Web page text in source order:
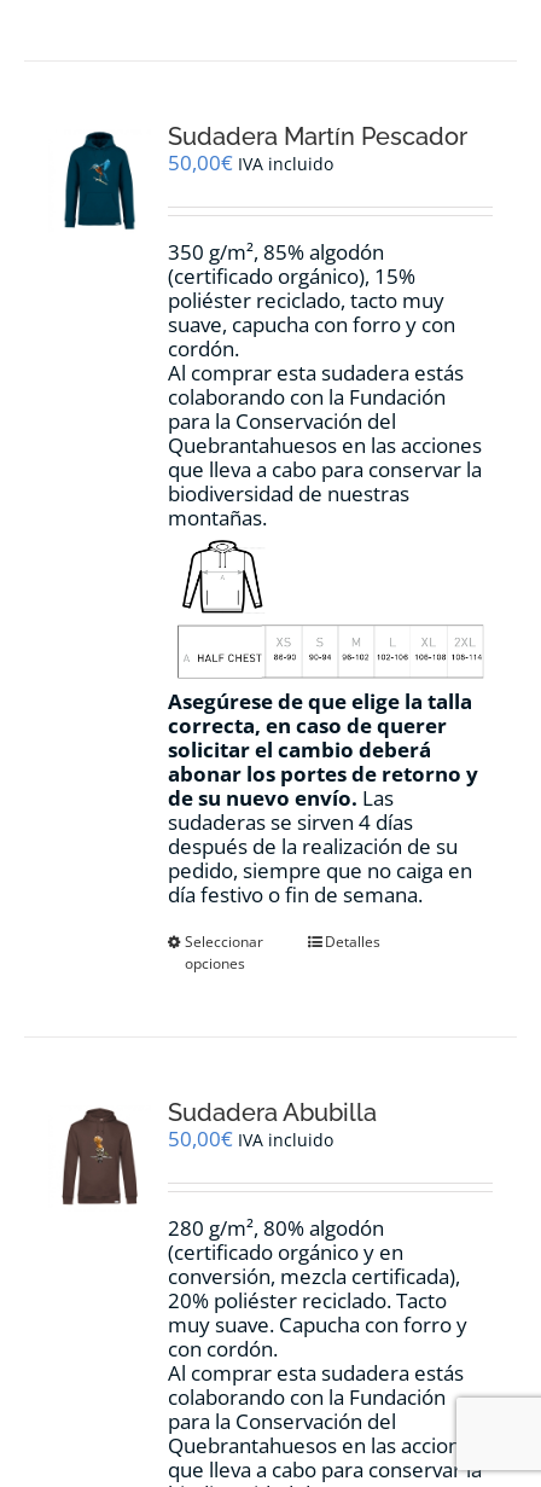
se
pueden
en
página
de
producto
Sudadera Martín Pescador
50,00€ IVA incluido
350 g/m², 85% algodón
(certificado orgánico), 15%
poliéster reciclado, tacto muy
suave, capucha con forro y con
cordón.
Al comprar esta sudadera estás
colaborando con la Fundación
para la Conservación del
Quebrantahuesos en las acciones
que lleva a cabo para conservar la
biodiversidad de nuestras
montañas.
Asegúrese de que elige la talla
correcta, en caso de querer
solicitar el cambio deberá
abonar los portes de retorno y
de su nuevo envío. Las
sudaderas se sirven 4 días
después de la realización de su
pedido, siempre que no caiga en
día festivo o fin de semana.
Seleccionar
opciones
Este
se
pueden
en
página
de
producto
Detalles
Sudadera Abubilla
50,00€ IVA incluido
280 g/m², 80% algodón
(certificado orgánico y en
conversión, mezcla certificada),
20% poliéster reciclado. Tacto
muy suave. Capucha con forro y
con cordón.
Al comprar esta sudadera estás
colaborando con la Fundación
para la Conservación del
Quebrantahuesos en las acciones
que lleva a cabo para conservar la